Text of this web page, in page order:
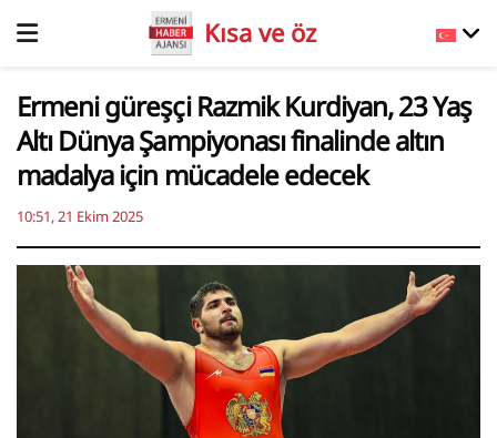
Kısa ve öz
Ermeni güreşçi Razmik Kurdiyan, 23 Yaş
Altı Dünya Şampiyonası finalinde altın
madalya için mücadele edecek
10:51, 21 Ekim 2025